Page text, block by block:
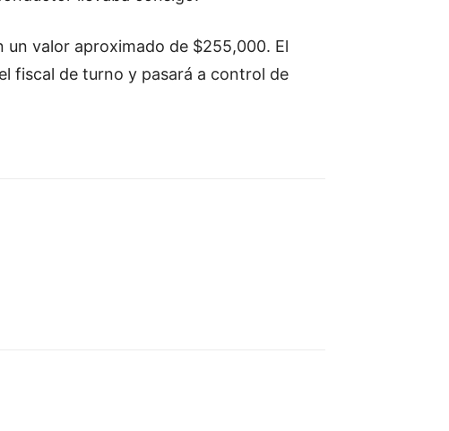
un valor aproximado de $255,000. El
fiscal de turno y pasará a control de